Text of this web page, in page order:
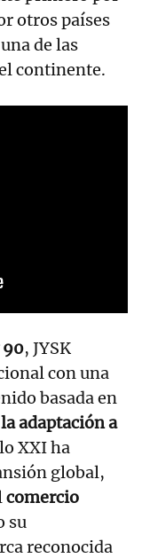
otros países
de las
continente.
90, JYSK
con una
basada en
adaptación a
XXI ha
global,
comercio
su
reconocida